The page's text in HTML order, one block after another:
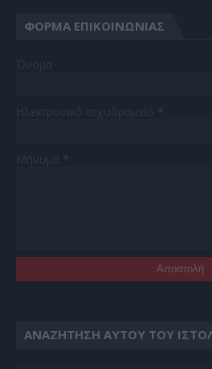
ΦΌΡΜΑ ΕΠΙΚΟΙΝΩΝΊΑΣ
ΑΝΑΖΉΤΗΣΗ ΑΥΤΟΎ ΤΟΥ